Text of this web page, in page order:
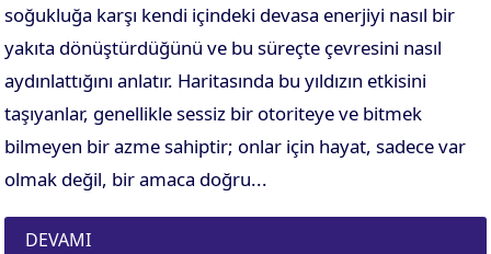
soğukluğa karşı kendi içindeki devasa enerjiyi nasıl bir
yakıta dönüştürdüğünü ve bu süreçte çevresini nasıl
aydınlattığını anlatır. Haritasında bu yıldızın etkisini
taşıyanlar, genellikle sessiz bir otoriteye ve bitmek
bilmeyen bir azme sahiptir; onlar için hayat, sadece var
olmak değil, bir amaca doğru...
DEVAMI